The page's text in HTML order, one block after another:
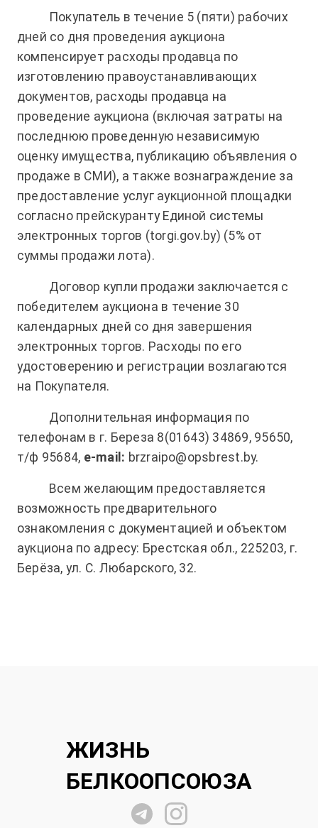
Покупатель в течение 5 (пяти) рабочих
дней со дня проведения аукциона
компенсирует расходы продавца по
изготовлению правоустанавливающих
документов, расходы продавца на
проведение аукциона (включая затраты на
последнюю проведенную независимую
оценку имущества, публикацию объявления о
продаже в СМИ), а также вознаграждение за
предоставление услуг аукционной площадки
согласно прейскуранту Единой системы
электронных торгов (torgi.gov.by) (5% от
суммы продажи лота).
Договор купли продажи заключается с
победителем аукциона в течение 30
календарных дней со дня завершения
электронных торгов. Расходы по его
удостоверению и регистрации возлагаются
на Покупателя.
Дополнительная информация по
телефонам в г. Береза 8(01643) 34869, 95650,
т/ф 95684, e-mail: brzraipo@opsbrest.by.
Всем желающим предоставляется
возможность предварительного
ознакомления с документацией и объектом
аукциона по адресу: Брестская обл., 225203, г.
Берёза, ул. С. Любарского, 32.
ЖИЗНЬ
БЕЛКООПСОЮЗА